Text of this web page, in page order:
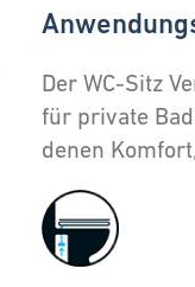
Der WC-Sitz
für private
denen